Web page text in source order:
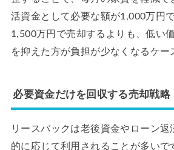
活資金として必要な額が1,000万円
1,500万円で売却するよりも、低い
を抑えた方が負担が少なくなるケー
必要資金だけを回収する売却戦略
リースバックは老後資金やローン返
的に応じて利用されることが多いで